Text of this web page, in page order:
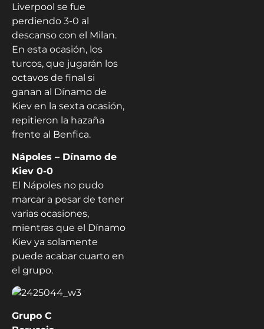
Liverpool se fue
perdiendo 3-0 al
descanso con el Milan.
En esta ocasión, los
turcos, que jugarán los
octavos de final si
ganan al Dínamo de
Kiev en la sexta ocasión,
repitieron la hazaña
frente al Benfica.
Nápoles – Dínamo de
Kiev 0-0
El Nápoles no pudo
marcar a pesar de tener
varias ocasiones,
mientras que el Dínamo
Kiev ya solamente
puede acabar cuarto en
el grupo.
Grupo C